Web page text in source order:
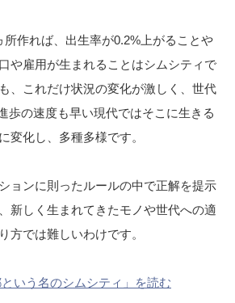
所作れば、出生率が0.2%上がることや
や雇用が生まれることはシムシティで
、これだけ状況の変化が激しく、世代
歩の速度も早い現代ではそこに生きる
変化し、多種多様です。
ョンに則ったルールの中で正解を提示
新しく生まれてきたモノや世代への適
方では難しいわけです。
いう名のシムシティ」を読む